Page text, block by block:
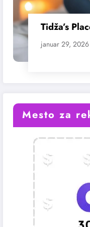
Tidža’s
januar 29, 2026
Mesto za